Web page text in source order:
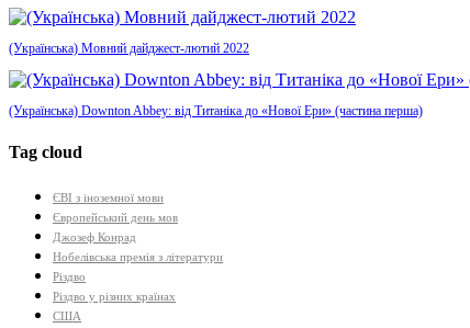
(Українська) Мовний дайджест-лютий 2022
(Українська) Downton Abbey: від Титаніка до «Нової Ери» (частина перша)
Tag cloud
ЄВІ з іноземної мови
Європейський день мов
Джозеф Конрад
Нобелівська премія з літератури
Різдво
Різдво у різних країнах
США